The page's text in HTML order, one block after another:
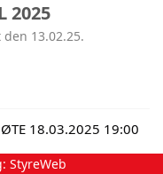
2025
13.02.25.
18.03.2025 19:00
StyreWeb